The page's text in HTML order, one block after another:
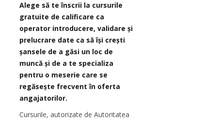
Alege să te înscrii la cursurile
gratuite de calificare ca
operator introducere, validare și
prelucrare date ca să își crești
șansele de a găsi un loc de
muncă și de a te specializa
pentru o meserie care se
regăsește frecvent în oferta
angajatorilor.
Cursurile, autorizate de Autoritatea